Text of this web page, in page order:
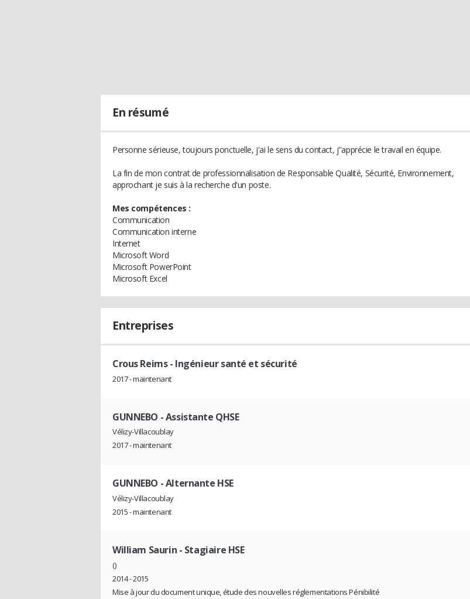
En résumé
Personne sérieuse, toujours ponctuelle, j'ai le sens du contact, j''apprécie le travail en équipe.
La fin de mon contrat de professionnalisation de Responsable Qualité, Sécurité, Environnement,
approchant je suis à la recherche d'un poste.
Mes compétences :
Communication
Communication interne
Internet
Microsoft Word
Microsoft PowerPoint
Microsoft Excel
Entreprises
Crous Reims- Ingénieur santé et sécurité
2017 - maintenant
GUNNEBO - Assistante QHSE
Vélizy-Villacoublay
2017 - maintenant
GUNNEBO - Alternante HSE
Vélizy-Villacoublay
2015 - maintenant
William Saurin - Stagiaire HSE
()
2014 - 2015
Mise à jour du document unique, étude des nouvelles réglementations Pénibilité